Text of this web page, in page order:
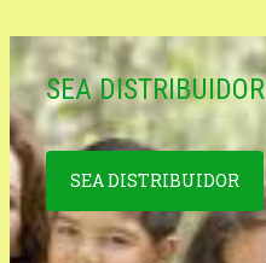
SEA DISTRIBUIDOR
SEA DISTRIBUIDOR